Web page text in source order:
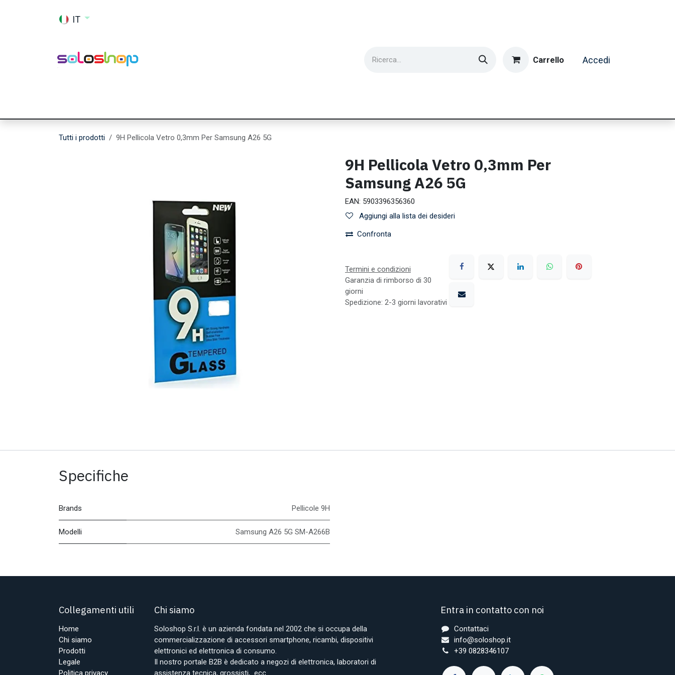
IT
Carrello Accedi
Tutti i prodotti 9H Pellicola Vetro 0,3mm Per Samsung A26 5G
9H Pellicola Vetro 0,3mm Per
Samsung A26 5G
EAN: 5903396356360
Aggiungi alla lista dei desideri
Confronta
Termini e condizioni
Garanzia di rimborso di 30
giorni
Spedizione: 2-3 giorni lavorativi
Specifiche
Brands Pellicole 9H
Modelli Samsung A26 5G SM-A266B
Collegamenti utili
Home
Chi siamo
Prodotti
Legale
Politica privacy
Chi siamo
Soloshop S.r.l. è un azienda fondata nel 2002 che si occupa della
commercializzazione di accessori smartphone, ricambi, dispositivi
elettronici ed elettronica di consumo.
Il nostro portale B2B è dedicato a negozi di elettronica, laboratori di
assistenza tecnica, grossisti, ecc..
Entra in contatto con noi
Contattaci
info@soloshop.it
+39 0828346107